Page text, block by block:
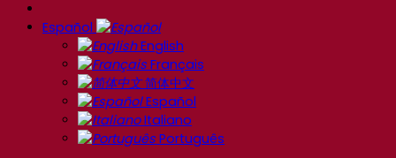
Español
English
Français
简体中文
Español
Italiano
Português